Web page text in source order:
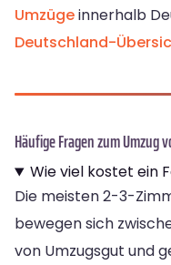
Umzügeinnerhalb
Deutschland-
Häufige Fragen zum Umzug
Wie viel kostet ein
Die meisten 2-3-
bewegen sich
von Umzugsgut und